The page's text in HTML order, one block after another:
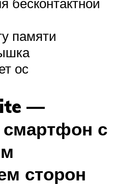
бесконтактной
памяти
ос
—
с
сторон